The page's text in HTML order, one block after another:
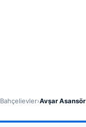
Bahçelievler›Avşar Asansör